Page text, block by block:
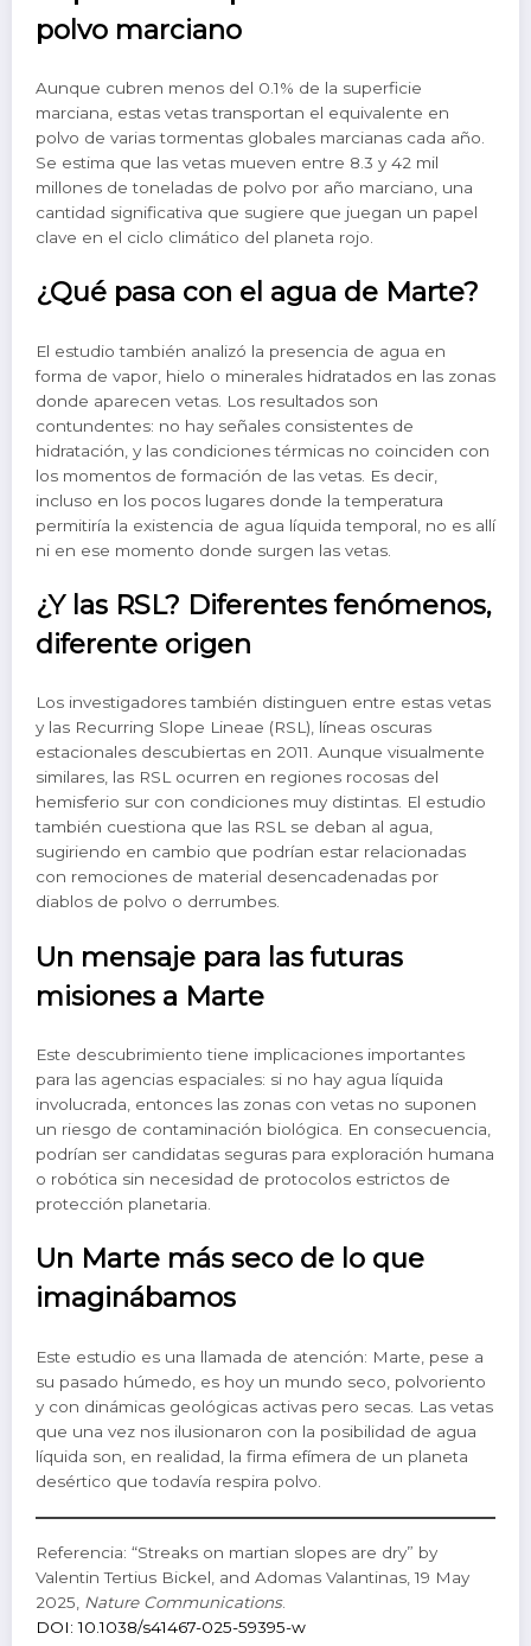
polvo marciano
Aunque cubren menos del 0.1% de la superficie
marciana, estas vetas transportan el equivalente en
polvo de varias tormentas globales marcianas cada año.
Se estima que las vetas mueven entre 8.3 y 42 mil
millones de toneladas de polvo por año marciano, una
cantidad significativa que sugiere que juegan un papel
clave en el ciclo climático del planeta rojo.
¿Qué pasa con el agua de Marte?
El estudio también analizó la presencia de agua en
forma de vapor, hielo o minerales hidratados en las zonas
donde aparecen vetas. Los resultados son
contundentes: no hay señales consistentes de
hidratación, y las condiciones térmicas no coinciden con
los momentos de formación de las vetas. Es decir,
incluso en los pocos lugares donde la temperatura
permitiría la existencia de agua líquida temporal, no es allí
ni en ese momento donde surgen las vetas.
¿Y las RSL? Diferentes fenómenos,
diferente origen
Los investigadores también distinguen entre estas vetas
y las Recurring Slope Lineae (RSL), líneas oscuras
estacionales descubiertas en 2011. Aunque visualmente
similares, las RSL ocurren en regiones rocosas del
hemisferio sur con condiciones muy distintas. El estudio
también cuestiona que las RSL se deban al agua,
sugiriendo en cambio que podrían estar relacionadas
con remociones de material desencadenadas por
diablos de polvo o derrumbes.
Un mensaje para las futuras
misiones a Marte
Este descubrimiento tiene implicaciones importantes
para las agencias espaciales: si no hay agua líquida
involucrada, entonces las zonas con vetas no suponen
un riesgo de contaminación biológica. En consecuencia,
podrían ser candidatas seguras para exploración humana
o robótica sin necesidad de protocolos estrictos de
protección planetaria.
Un Marte más seco de lo que
imaginábamos
Este estudio es una llamada de atención: Marte, pese a
su pasado húmedo, es hoy un mundo seco, polvoriento
y con dinámicas geológicas activas pero secas. Las vetas
que una vez nos ilusionaron con la posibilidad de agua
líquida son, en realidad, la firma efímera de un planeta
desértico que todavía respira polvo.
Referencia: “Streaks on martian slopes are dry” by
Valentin Tertius Bickel, and Adomas Valantinas, 19 May
2025,
Nature Communications.
DOI: 10.1038/s41467-025-59395-w